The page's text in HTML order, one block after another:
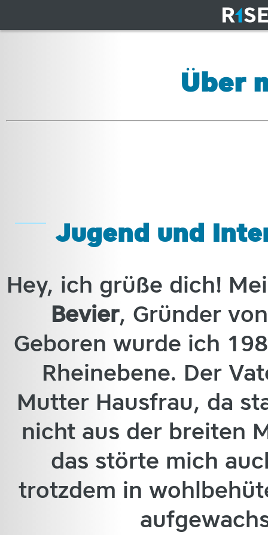
Über
Jugend und
Hey, ich grüße dich!
Bevier, Gründer
Geboren wurde ich
Rheinebene. Der
Mutter Hausfrau, da
nicht aus der breiten
das störte mich
trotzdem in